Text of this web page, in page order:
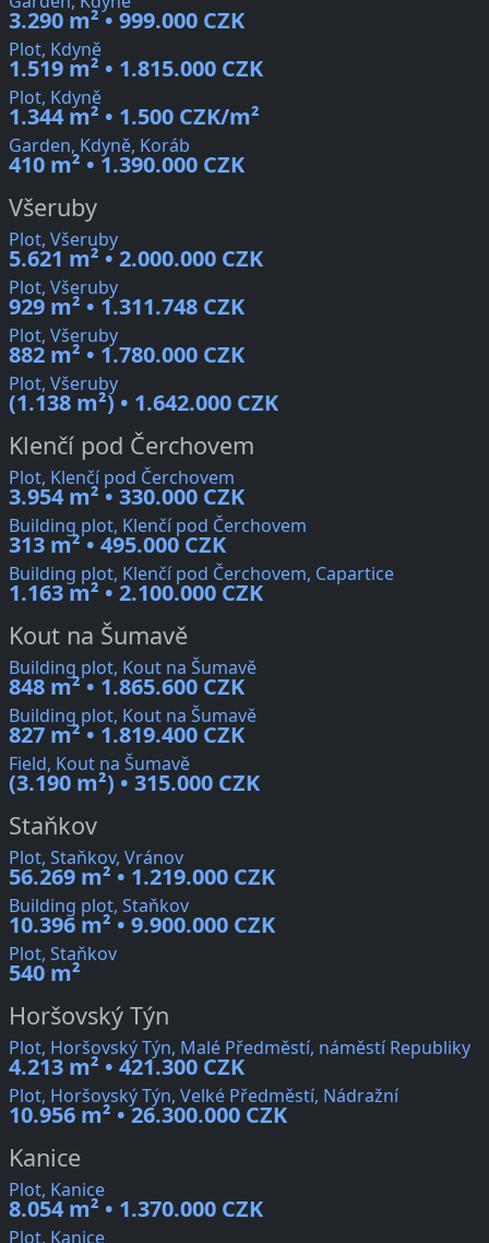
3.290 m² • 999.000 CZK
Plot, Kdyně
1.519 m² • 1.815.000 CZK
Plot, Kdyně
1.344 m² • 1.500 CZK/m²
Garden, Kdyně, Koráb
410 m² • 1.390.000 CZK
Všeruby
Plot, Všeruby
5.621 m² • 2.000.000 CZK
Plot, Všeruby
929 m² • 1.311.748 CZK
Plot, Všeruby
882 m² • 1.780.000 CZK
Plot, Všeruby
(1.138 m²) • 1.642.000 CZK
Klenčí pod Čerchovem
Plot, Klenčí pod Čerchovem
3.954 m² • 330.000 CZK
Building plot, Klenčí pod Čerchovem
313 m² • 495.000 CZK
Building plot, Klenčí pod Čerchovem, Capartice
1.163 m² • 2.100.000 CZK
Kout na Šumavě
Building plot, Kout na Šumavě
848 m² • 1.865.600 CZK
Building plot, Kout na Šumavě
827 m² • 1.819.400 CZK
Field, Kout na Šumavě
(3.190 m²) • 315.000 CZK
Staňkov
Plot, Staňkov, Vránov
56.269 m² • 1.219.000 CZK
Building plot, Staňkov
10.396 m² • 9.900.000 CZK
Plot, Staňkov
540 m²
Horšovský Týn
Plot, Horšovský Týn, Malé Předměstí, náměstí Republiky
4.213 m² • 421.300 CZK
Plot, Horšovský Týn, Velké Předměstí, Nádražní
10.956 m² • 26.300.000 CZK
Kanice
Plot, Kanice
8.054 m² • 1.370.000 CZK
Plot, Kanice